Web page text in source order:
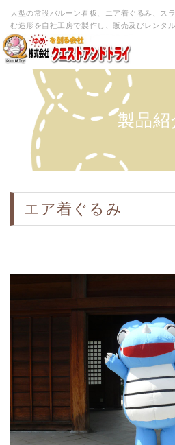
大型の常設バルーン看板、エア着ぐるみ、ス
む造形を自社工房で製作し、販売及びレンタル
製品紹
エア着ぐるみ